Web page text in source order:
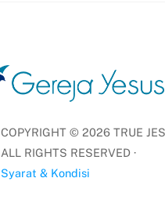
COPYRIGHT © 2026TRUE
ALL RIGHTS RESERVED ·
Syarat & Kondisi